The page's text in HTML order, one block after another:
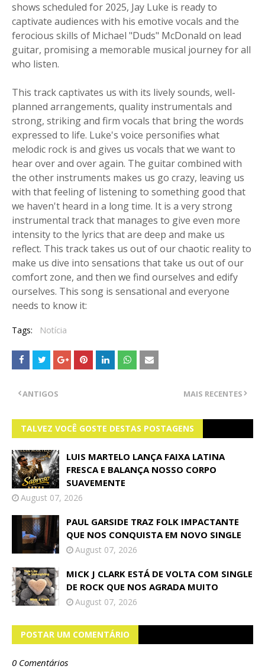
shows scheduled for 2025, Jay Luke is ready to
captivate audiences with his emotive vocals and the
ferocious skills of Michael "Duds" McDonald on lead
guitar, promising a memorable musical journey for all
who listen.
This track captivates us with its lively sounds, well-
planned arrangements, quality instrumentals and
strong, striking and firm vocals that bring the words
expressed to life. Luke's voice personifies what
melodic rock is and gives us vocals that we want to
hear over and over again. The guitar combined with
the other instruments makes us go crazy, leaving us
with that feeling of listening to something good that
we haven't heard in a long time. It is a very strong
instrumental track that manages to give even more
intensity to the lyrics that are deep and make us
reflect. This track takes us out of our chaotic reality to
make us dive into sensations that take us out of our
comfort zone, and then we find ourselves and edify
ourselves. This song is sensational and everyone
needs to know it:
Tags: Notícia
MAIS RECENTES
ANTIGOS
TALVEZ VOCÊ GOSTE DESTAS POSTAGENS
LUIS MARTELO LANÇA FAIXA LATINA
FRESCA E BALANÇA NOSSO CORPO
SUAVEMENTE
August 07, 2026
PAUL GARSIDE TRAZ FOLK IMPACTANTE
QUE NOS CONQUISTA EM NOVO SINGLE
August 07, 2026
MICK J CLARK ESTÁ DE VOLTA COM SINGLE
DE ROCK QUE NOS AGRADA MUITO
August 07, 2026
POSTAR UM COMENTÁRIO
0 Comentários